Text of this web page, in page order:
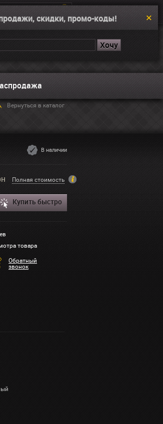
например “Dual Time”
Вернуться в каталог
В наличии
Полная стоимость
Купить быстро
товара
Обратный
звонок
скидки, промо-коды!